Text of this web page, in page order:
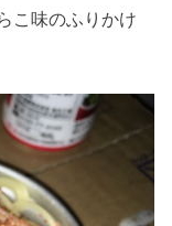
こ味のふりかけ